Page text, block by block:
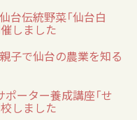
台伝統野菜「仙台白
しました
子で仙台の農業を知る
ポーター養成講座「せ
しました